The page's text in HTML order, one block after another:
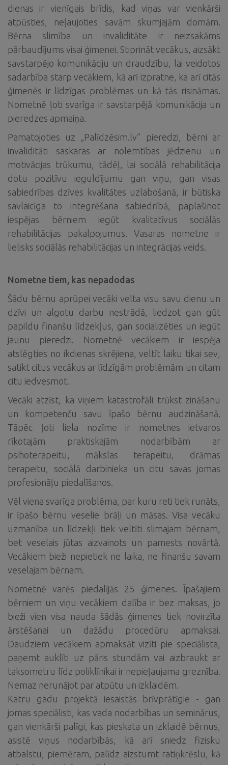
dienas ir vienīgais brīdis, kad viņas var vienkārši
atpūsties, neļaujoties savām skumjajām domām.
Bērna slimība un invaliditāte ir neizsakāms
pārbaudījums visai ģimenei. Stiprināt vecākus, aizsākt
savstarpējo komunikāciju un draudzību, lai veidotos
sadarbība starp vecākiem, kā arī izpratne, ka arī citās
ģimenēs ir līdzīgas problēmas un kā tās risināmas.
Nometnē ļoti svarīga ir savstarpējā komunikācija un
pieredzes apmaiņa.
Pamatojoties uz „Palīdzēsim.lv” pieredzi, bērni ar
invaliditāti saskaras ar nolemtības jēdzienu un
motivācijas trūkumu, tādēļ, lai sociālā rehabilitācija
dotu pozitīvu ieguldījumu gan viņu, gan visas
sabiedrības dzīves kvalitātes uzlabošanā, ir būtiska
savlaicīga to integrēšana sabiedrībā, paplašinot
iespējas bērniem iegūt kvalitatīvus sociālās
rehabilitācijas pakalpojumus. Vasaras nometne ir
lielisks sociālās rehabilitācijas un integrācijas veids.
Nometne tiem, kas nepadodas
Šādu bērnu aprūpei vecāki velta visu savu dienu un
dzīvi un algotu darbu nestrādā, liedzot gan gūt
papildu finanšu līdzekļus, gan socializēties un iegūt
jaunu pieredzi. Nometnē vecākiem ir iespēja
atslēgties no ikdienas skrējiena, veltīt laiku tikai sev,
satikt citus vecākus ar līdzīgām problēmām un citam
citu iedvesmot.
Vecāki atzīst, ka viņiem katastrofāli trūkst zināšanu
un kompetenču savu īpašo bērnu audzināšanā.
Tāpēc ļoti liela nozīme ir nometnes ietvaros
rīkotajām praktiskajām nodarbībām ar
psihoterapeitu, mākslas terapeitu, drāmas
terapeitu, sociālā darbinieka un citu savas jomas
profesionāļu piedalīšanos.
Vēl viena svarīga problēma, par kuru reti tiek runāts,
ir īpašo bērnu veselie brāļi un māsas. Visa vecāku
uzmanība un līdzekļi tiek veltīti slimajam bērnam,
bet veselais jūtas aizvainots un pamests novārtā.
Vecākiem bieži nepietiek ne laika, ne finanšu savam
veselajam bērnam.
Nometnē varēs piedalījās 25 ģimenes. Īpašajiem
bērniem un viņu vecākiem dalība ir bez maksas, jo
bieži vien visa nauda šādās ģimenes tiek novirzīta
ārstēšanai un dažādu procedūru apmaksai.
Daudziem vecākiem apmaksāt vizīti pie speciālista,
paņemt auklīti uz pāris stundām vai aizbraukt ar
taksometru līdz poliklīnikai ir nepieļaujama greznība.
Nemaz nerunājot par atpūtu un izklaidēm.
Katru gadu projektā iesaistās brīvprātīgie - gan
jomas speciālisti, kas vada nodarbības un seminārus,
gan vienkārši palīgi, kas pieskata un izklaidē bērnus,
asistē viņus nodarbībās, kā arī sniedz fizisku
atbalstu, piemēram, palīdz aizstumt ratiņkrēslu, kā